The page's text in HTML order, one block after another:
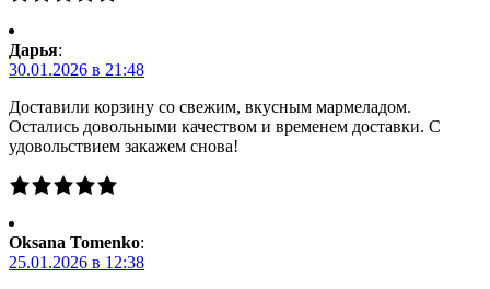
Дарья:
30.01.2026 в 21:48
Доставили корзину со свежим, вкусным мармеладом.
Остались довольными качеством и временем доставки. С
удовольствием закажем снова!
Oksana Tomenko:
25.01.2026 в 12:38